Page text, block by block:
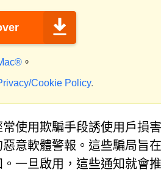
。
Cookie Policy.
使用欺騙手段誘使用戶損
意軟體警報。這些騙局旨
一旦啟用，這些通知就會